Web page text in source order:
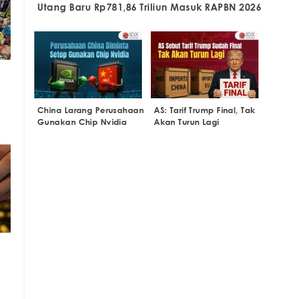
Utang Baru Rp781,86 Triliun Masuk RAPBN 2026
China Larang Perusahaan
Gunakan Chip Nvidia
AS: Tarif Trump Final, Tak
Akan Turun Lagi